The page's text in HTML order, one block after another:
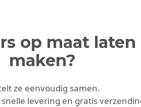
op maat laten
maken?
ze eenvoudig samen.
levering en gratis